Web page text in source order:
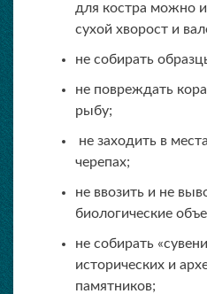
для костра можно
сухой хворост и
не собирать
не повреждать
рыбу;
не заходить в
черепах;
не ввозить и не
биологические
не собирать
исторических и
памятников;